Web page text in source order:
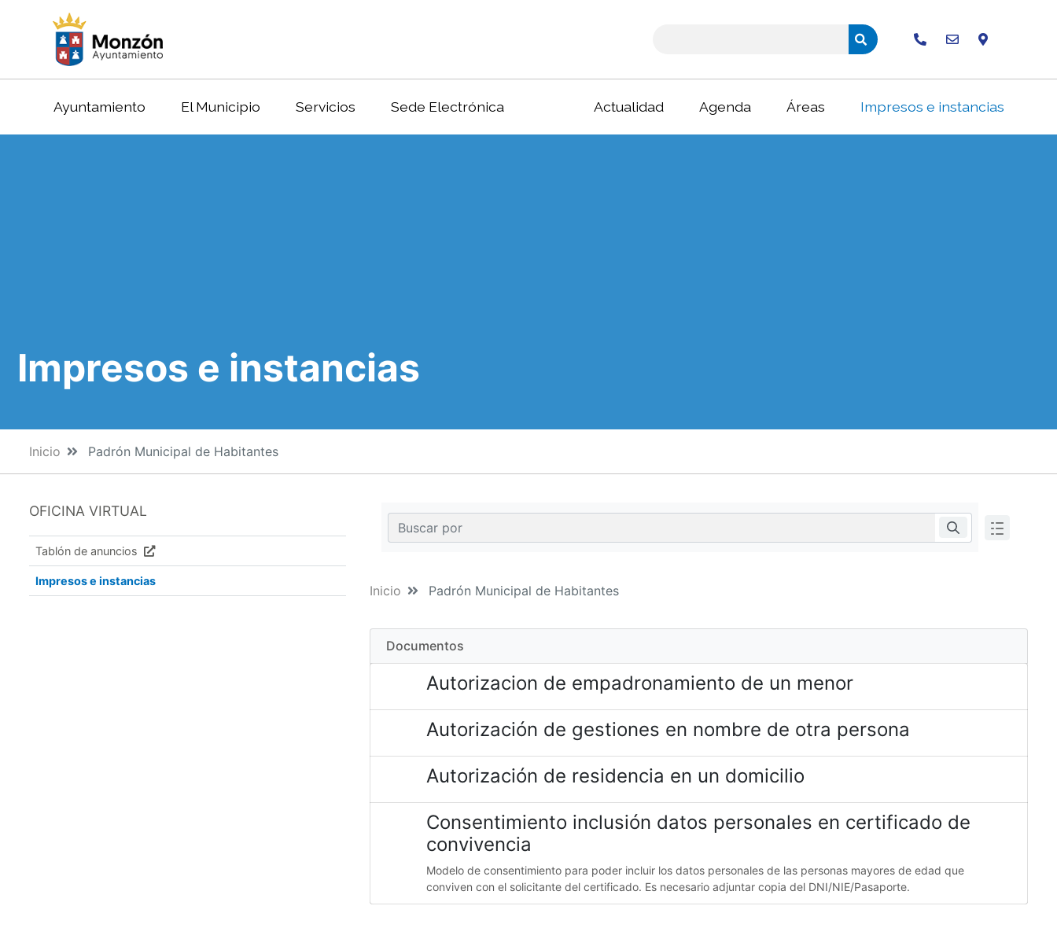
Ayuntamiento El Municipio Servicios Sede Electrónica Actualidad Agenda Áreas Impresos e instancias
Impresos e instancias
Inicio Padrón Municipal de Habitantes
OFICINA VIRTUAL
Tablón de anuncios
Impresos e instancias
Inicio Padrón Municipal de Habitantes
Documentos
Autorizacion de empadronamiento de un menor
Autorización de gestiones en nombre de otra persona
Autorización de residencia en un domicilio
Consentimiento inclusión datos personales en certificado de
convivencia
Modelo de consentimiento para poder incluir los datos personales de las personas mayores de edad que
conviven con el solicitante del certificado. Es necesario adjuntar copia del DNI/NIE/Pasaporte.